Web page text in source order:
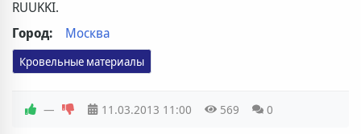
RUUKKI.
Город:
Москва
Кровельные материалы
— 11.03.2013 11:00 569 0